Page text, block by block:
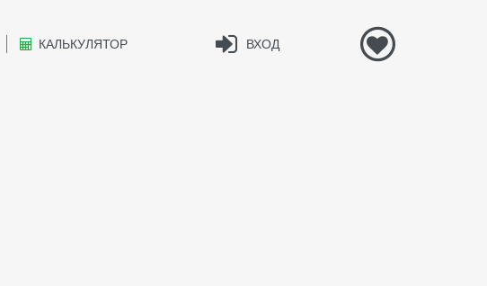
ВХОД
КАЛЬКУЛЯТОР